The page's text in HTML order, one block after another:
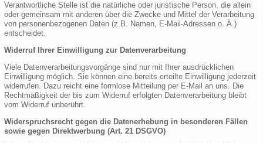
Verantwortliche Stelle ist die natürliche oder juristische Person, die allein
oder gemeinsam mit anderen über die Zwecke und Mittel der Verarbeitung
von personenbezogenen Daten (z.B. Namen, E-Mail-Adressen o. Ä.)
entscheidet.
Widerruf Ihrer Einwilligung zur Datenverarbeitung
Viele Datenverarbeitungsvorgänge sind nur mit Ihrer ausdrücklichen
Einwilligung möglich. Sie können eine bereits erteilte Einwilligung jederzeit
widerrufen. Dazu reicht eine formlose Mitteilung per E-Mail an uns. Die
Rechtmäßigkeit der bis zum Widerruf erfolgten Datenverarbeitung bleibt
vom Widerruf unberührt.
Widerspruchsrecht gegen die Datenerhebung in besonderen Fällen
sowie gegen Direktwerbung (Art. 21 DSGVO)